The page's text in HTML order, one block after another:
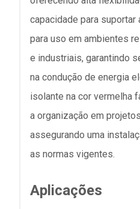
capacidade para suportar
para uso em ambientes
e industriais, garantindo
na condução de energia
isolante na cor vermelha
a organização em
assegurando uma
as normas vigentes.
Aplicações